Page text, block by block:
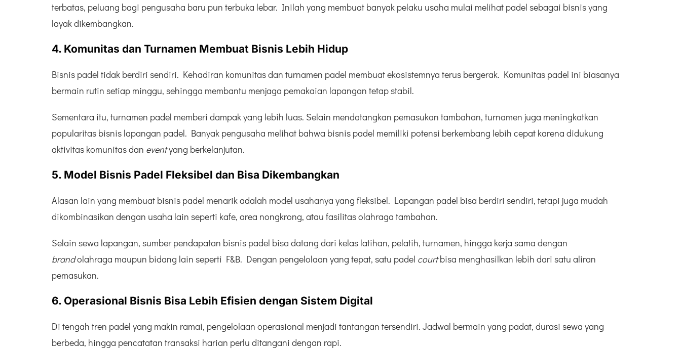
terbatas, peluang bagi pengusaha baru pun terbuka lebar. Inilah yang membuat banyak pelaku usaha mulai melihat padel sebagai bisnis yang
layak dikembangkan.
4. Komunitas dan Turnamen Membuat Bisnis Lebih Hidup
Bisnis padel tidak berdiri sendiri. Kehadiran komunitas dan turnamen padel membuat ekosistemnya terus bergerak. Komunitas padel ini biasanya
bermain rutin setiap minggu, sehingga membantu menjaga pemakaian lapangan tetap stabil.
Sementara itu, turnamen padel memberi dampak yang lebih luas. Selain mendatangkan pemasukan tambahan, turnamen juga meningkatkan
popularitas bisnis lapangan padel. Banyak pengusaha melihat bahwa bisnis padel memiliki potensi berkembang lebih cepat karena didukung
aktivitas komunitas dan eventyang berkelanjutan.
5. Model Bisnis Padel Fleksibel dan Bisa Dikembangkan
Alasan lain yang membuat bisnis padel menarik adalah model usahanya yang fleksibel. Lapangan padel bisa berdiri sendiri, tetapi juga mudah
dikombinasikan dengan usaha lain seperti kafe, area nongkrong, atau fasilitas olahraga tambahan.
Selain sewa lapangan, sumber pendapatan bisnis padel bisa datang dari kelas latihan, pelatih, turnamen, hingga kerja sama dengan
brandolahraga maupun bidang lain seperti F&B. Dengan pengelolaan yang tepat, satu padel courtbisa menghasilkan lebih dari satu aliran
pemasukan.
6. Operasional Bisnis Bisa Lebih Efisien dengan Sistem Digital
Di tengah tren padel yang makin ramai, pengelolaan operasional menjadi tantangan tersendiri. Jadwal bermain yang padat, durasi sewa yang
berbeda, hingga pencatatan transaksi harian perlu ditangani dengan rapi.